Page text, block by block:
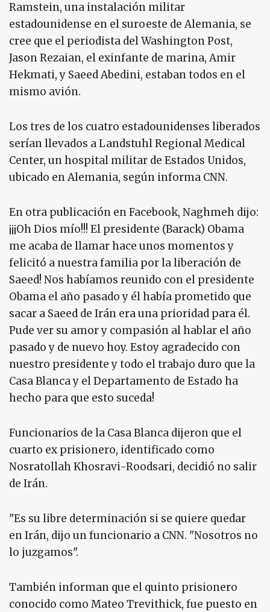
Ramstein, una instalación militar
estadounidense en el suroeste de Alemania, se
cree que el periodista del Washington Post,
Jason Rezaian, el exinfante de marina, Amir
Hekmati, y Saeed Abedini, estaban todos en el
mismo avión.
Los tres de los cuatro estadounidenses liberados
serían llevados a Landstuhl Regional Medical
Center, un hospital militar de Estados Unidos,
ubicado en Alemania, según informa CNN.
En otra publicación en Facebook, Naghmeh dijo:
¡¡¡Oh Dios mío!!! El presidente (Barack) Obama
me acaba de llamar hace unos momentos y
felicitó a nuestra familia por la liberación de
Saeed! Nos habíamos reunido con el presidente
Obama el año pasado y él había prometido que
sacar a Saeed de Irán era una prioridad para él.
Pude ver su amor y compasión al hablar el año
pasado y de nuevo hoy. Estoy agradecido con
nuestro presidente y todo el trabajo duro que la
Casa Blanca y el Departamento de Estado ha
hecho para que esto suceda!
Funcionarios de la Casa Blanca dijeron que el
cuarto ex prisionero, identificado como
Nosratollah Khosravi-Roodsari, decidió no salir
de Irán.
"Es su libre determinación si se quiere quedar
en Irán, dijo un funcionario a CNN. "Nosotros no
lo juzgamos".
También informan que el quinto prisionero
conocido como Mateo Trevithick, fue puesto en